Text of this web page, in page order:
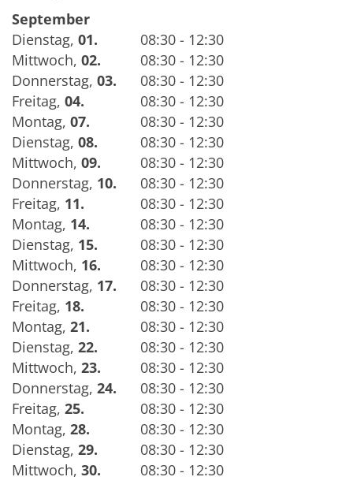
September
Dienstag, 01.
08:30 - 12:30
Mittwoch, 02.
08:30 - 12:30
Donnerstag, 03.
08:30 - 12:30
Freitag, 04.
08:30 - 12:30
Montag, 07.
08:30 - 12:30
Dienstag, 08.
08:30 - 12:30
Mittwoch, 09.
08:30 - 12:30
Donnerstag, 10.
08:30 - 12:30
Freitag, 11.
08:30 - 12:30
Montag, 14.
08:30 - 12:30
Dienstag, 15.
08:30 - 12:30
Mittwoch, 16.
08:30 - 12:30
Donnerstag, 17.
08:30 - 12:30
Freitag, 18.
08:30 - 12:30
Montag, 21.
08:30 - 12:30
Dienstag, 22.
08:30 - 12:30
Mittwoch, 23.
08:30 - 12:30
Donnerstag, 24.
08:30 - 12:30
Freitag, 25.
08:30 - 12:30
Montag, 28.
08:30 - 12:30
Dienstag, 29.
08:30 - 12:30
Mittwoch, 30.
08:30 - 12:30